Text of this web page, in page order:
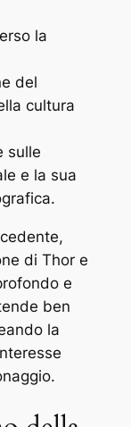
la
del
cultura
sulle
e la sua
di Thor e
e
ben
la